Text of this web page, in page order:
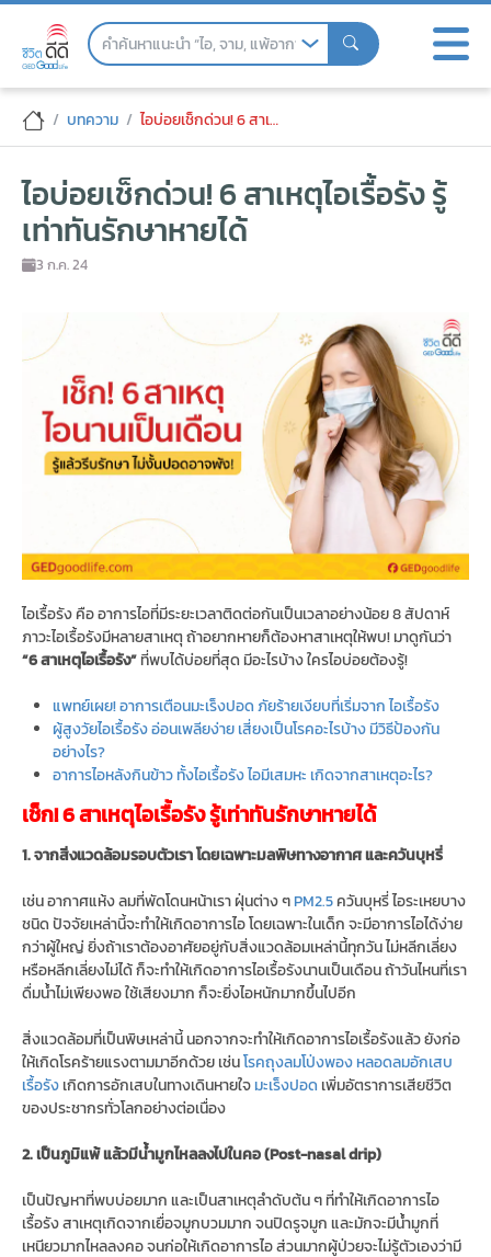
Skip
ไอบ่อยเช็กด่วน! 6 สาเหตุไอเรื้อรัง รู้เท่าทัน
บทความ ไอบ่อยเช็กด่วน! 6 สาเหตุไอเรื้อรัง รู้เท่าทันรักษาหายได้
ไอบ่อยเช็กด่วน! 6 สาเหตุไอเรื้อรัง รู้
เท่าทันรักษาหายได้
3 ก.ค. 24
ไอเรื้อรัง คือ อาการไอที่มีระยะเวลาติดต่อกันเป็นเวลาอย่างน้อย 8 สัปดาห์
ภาวะไอเรื้อรังมีหลายสาเหตุ ถ้าอยากหายก็ต้องหาสาเหตุให้พบ! มาดูกันว่า
“6 สาเหตุไอเรื้อรัง” ที่พบได้บ่อยที่สุด มีอะไรบ้าง ใครไอบ่อยต้องรู้!
แพทย์เผย! อาการเตือนมะเร็งปอด ภัยร้ายเงียบที่เริ่มจาก ไอเรื้อรัง
ผู้สูงวัยไอเรื้อรัง อ่อนเพลียง่าย เสี่ยงเป็นโรคอะไรบ้าง มีวิธีป้องกัน
อย่างไร?
อาการไอหลังกินข้าว ทั้งไอเรื้อรัง ไอมีเสมหะ เกิดจากสาเหตุอะไร?
เช็ก! 6 สาเหตุไอเรื้อรัง รู้เท่าทันรักษาหายได้
1. จากสิ่งแวดล้อมรอบตัวเรา โดยเฉพาะมลพิษทางอากาศ และควันบุหรี่
เช่น อากาศแห้ง ลมที่พัดโดนหน้าเรา ฝุ่นต่าง ๆPM2.5 ควันบุหรี่ ไอระเหยบาง
ชนิด ปัจจัยเหล่านี้จะทำให้เกิดอาการไอ โดยเฉพาะในเด็ก จะมีอาการไอได้ง่าย
กว่าผู้ใหญ่ ยิ่งถ้าเราต้องอาศัยอยู่กับสิ่งแวดล้อมเหล่านี้ทุกวัน ไม่หลีกเลี่ยง
หรือหลีกเลี่ยงไม่ได้ ก็จะทำให้เกิดอาการไอเรื้อรังนานเป็นเดือน ถ้าวันไหนที่เรา
ดื่มน้ำไม่เพียงพอ ใช้เสียงมาก ก็จะยิ่งไอหนักมากขึ้นไปอีก
สิ่งแวดล้อมที่เป็นพิษเหล่านี้ นอกจากจะทำให้เกิดอาการไอเรื้อรังแล้ว ยังก่อ
ให้เกิดโรคร้ายแรงตามมาอีกด้วย เช่นโรคถุงลมโป่งพองหลอดลมอักเสบ
เรื้อรัง เกิดการอักเสบในทางเดินหายใจมะเร็งปอด เพิ่มอัตราการเสียชีวิต
ของประชากรทั่วโลกอย่างต่อเนื่อง
2. เป็นภูมิแพ้ แล้วมีน้ำมูกไหลลงไปในคอ (Post-nasal drip)
เป็นปัญหาที่พบบ่อยมาก และเป็นสาเหตุลำดับต้น ๆ ที่ทำให้เกิดอาการไอ
เรื้อรัง สาเหตุเกิดจากเยื่อจมูกบวมมาก จนปิดรูจมูก และมักจะมีน้ำมูกที่
เหนียวมากไหลลงคอ จนก่อให้เกิดอาการไอ ส่วนมากผู้ป่วยจะไม่รู้ตัวเองว่ามี